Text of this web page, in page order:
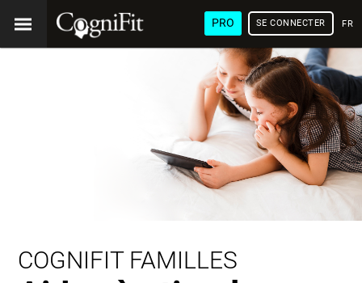
PRO SE CONNECTER
COGNIFIT FAMILLES